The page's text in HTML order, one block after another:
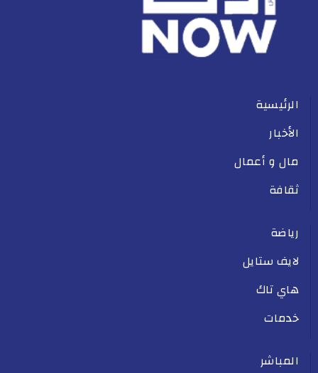
الرئيسية
الأخبار
مال و أعمال
ثقافة
رياضة
لايف ستايل
هاي تاك
خدمات
المباشر